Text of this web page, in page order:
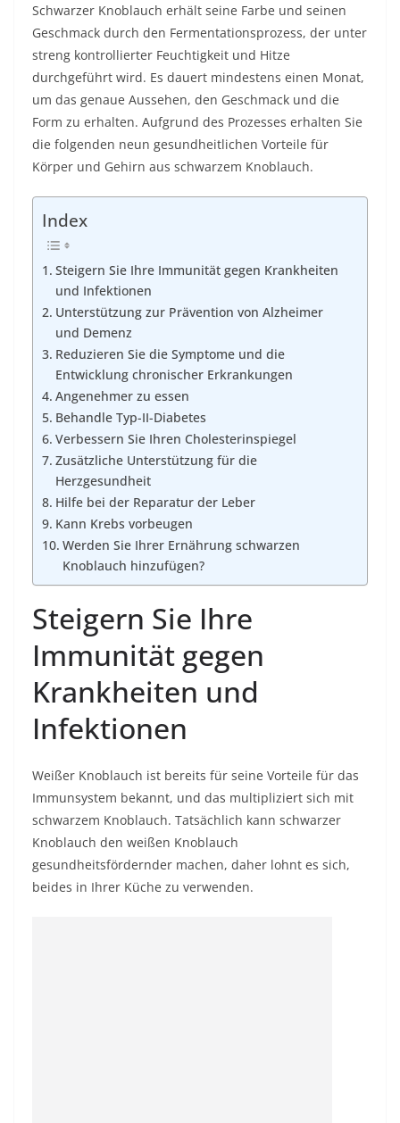
Schwarzer Knoblauch erhält seine Farbe und seinen
Geschmack durch den Fermentationsprozess, der unter
streng kontrollierter Feuchtigkeit und Hitze
durchgeführt wird. Es dauert mindestens einen Monat,
um das genaue Aussehen, den Geschmack und die
Form zu erhalten. Aufgrund des Prozesses erhalten Sie
die folgenden neun gesundheitlichen Vorteile für
Körper und Gehirn aus schwarzem Knoblauch.
Index
Steigern Sie Ihre Immunität gegen Krankheiten
und Infektionen
Unterstützung zur Prävention von Alzheimer
und Demenz
Reduzieren Sie die Symptome und die
Entwicklung chronischer Erkrankungen
Angenehmer zu essen
Behandle Typ-II-Diabetes
Verbessern Sie Ihren Cholesterinspiegel
Zusätzliche Unterstützung für die
Herzgesundheit
Hilfe bei der Reparatur der Leber
Kann Krebs vorbeugen
Werden Sie Ihrer Ernährung schwarzen
Knoblauch hinzufügen?
Steigern Sie Ihre
Immunität gegen
Krankheiten und
Infektionen
Weißer Knoblauch ist bereits für seine Vorteile für das
Immunsystem bekannt, und das multipliziert sich mit
schwarzem Knoblauch. Tatsächlich kann schwarzer
Knoblauch den weißen Knoblauch
gesundheitsfördernder machen, daher lohnt es sich,
beides in Ihrer Küche zu verwenden.